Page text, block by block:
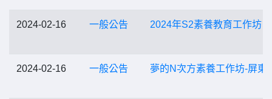
2024-02-16 一般公告 2024年S2素養教育工作坊
2024-02-16 一般公告 夢的N次方素養工作坊-屏東